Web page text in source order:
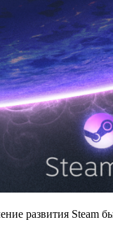
развития Steam